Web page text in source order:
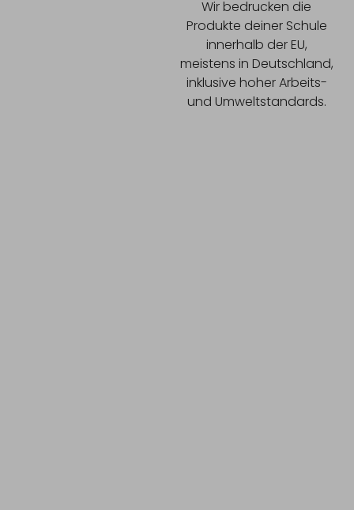
Wir bedrucken die
Produkte deiner Schule
innerhalb der EU,
meistens in Deutschland,
inklusive hoher Arbeits-
und Umweltstandards.